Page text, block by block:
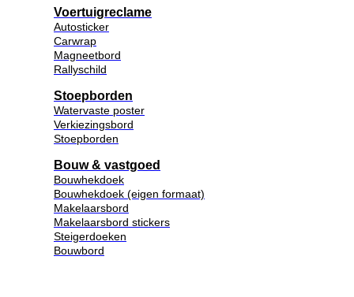
Voertuigreclame
Autosticker
Carwrap
Magneetbord
Rallyschild
Stoepborden
Watervaste poster
Verkiezingsbord
Stoepborden
Bouw & vastgoed
Bouwhekdoek
Bouwhekdoek (eigen formaat)
Makelaarsbord
Makelaarsbord stickers
Steigerdoeken
Bouwbord